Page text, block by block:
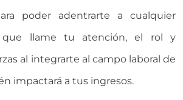
poder adentrarte a cualquier
que llame tu atención, el rol y
al integrarte al campo laboral de
impactará a tus ingresos.